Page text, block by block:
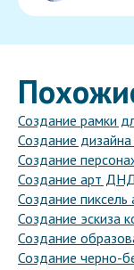
Создание рамки
Создание
Создание
Создание арт
Создание
Создание эскиза
Создание
Создание черно-